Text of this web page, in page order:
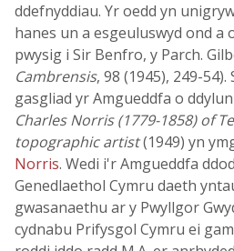
ddefnyddiau. Yr oedd yn
hanes un a esgeuluswyd ond a
pwysig i Sir Benfro, y Parch.
Cambrensis, 98 (1945), 249-
gasgliad yr Amgueddfa o
Charles Norris (1779-1858) of
topographic artist(1949) yn
Norris. Wedi i'r Amgueddfa
Genedlaethol Cymru daeth
gwasanaethu ar y Pwyllgor
cydnabu Prifysgol Cymru ei